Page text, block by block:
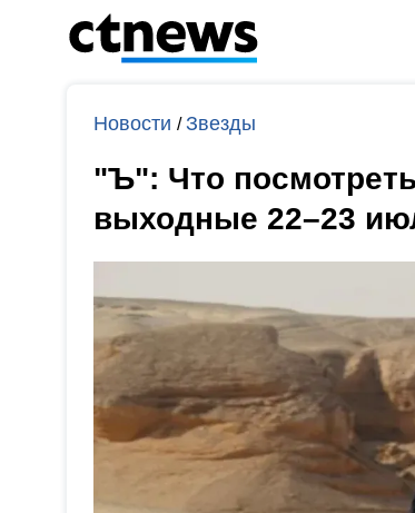
Новости /Звезды
"Ъ": Что
выходные 22–23